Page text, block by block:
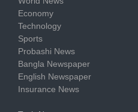
Economy
Technology
Sports
Probashi News
Bangla Newspaper
English Newspaper
Insurance News